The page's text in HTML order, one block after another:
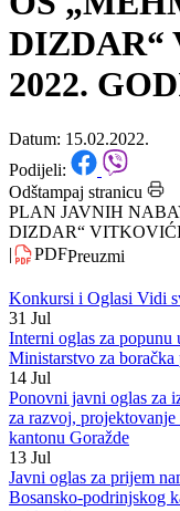
PLAN
OŠ
DIZDAR“
2022.
Datum: 15.02.2022.
Podijeli:
Odštampaj stranicu
DIZDAR“ VITKOVIĆI
|
PDF
Konkursi i OglasiVidi
31 Jul
Interni oglas za popunu
Ministarstvo za
14 Jul
Ponovni javni oglas za
za razvoj,
kantonu Goražde